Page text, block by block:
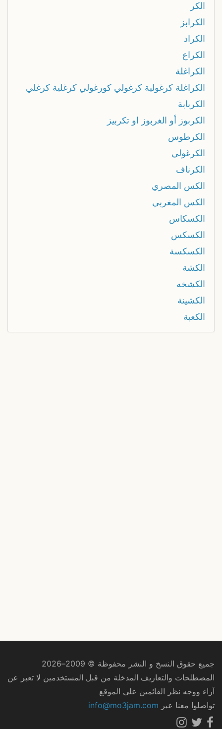
الكر
الكرابز
الكراد
الكراع
الكراغلة
الكراغلة كرغولية كرغولي كورغولي كرغلية كرغلي
الكربابة
الكربوز أو الغربوز او تكربيز
الكرطوس
الكرغولي
الكرناف
الكس المصري
الكس المغربي
الكسكاس
الكسكس
الكسكسة
الكشة
الكشخه
الكشينة
الكعبة
جميع حقوق النسخ و النشر محفوظة © 2009–2026
المصطلحات والتعاريف المدخلة من قبل المستخدمين لا تعبر عن
آراء ووجه نظر القائمين على الموقع
تواصلوا معنا عبر info@mo3jam.com